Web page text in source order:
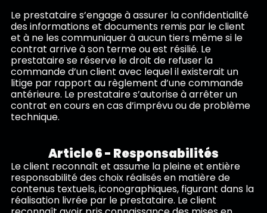
Le prestataire s’engage à assurer la confidentialité
des informations et documents remis par le client
et à ne les communiquer à aucun tiers même si le
contrat arrive à son terme ou est résilié. Le
prestataire se réserve le droit de refuser la
commande d’un client avec lequel il existerait un
litige par rapport au règlement d’une commande
antérieure. Le prestataire s’autorise à arrêter un
contrat en cours en cas d’imprévu ou de problème
technique.
Article 6 - Responsabilités
Le client reconnaît et assume la pleine et entière
responsabilité des choix réalisés en matière de
contenus textuels, iconographiques, figurant dans la
réalisation livrée par le prestataire. Le client